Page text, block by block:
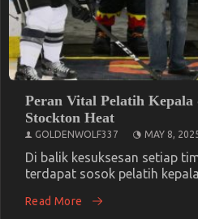
Peran Vital Pelatih Kepala
Stockton Heat
GOLDENWOLF337 MAY 8,
Di balik kesuksesan setiap
terdapat sosok pelatih
Read More